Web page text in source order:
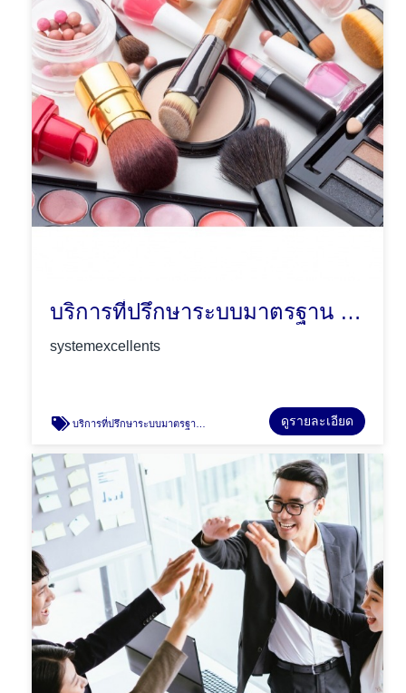
บริการที่ปรึกษาระบบมาตรฐาน ISO22716
systemexcellents
บริการที่ปรึกษาระบบมาตรฐาน ISO22716 ดูรายละเอียด